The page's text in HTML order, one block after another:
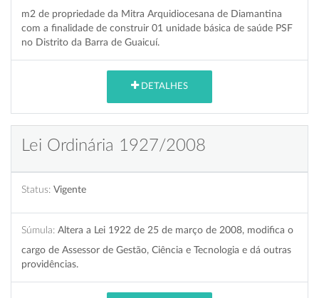
m2 de propriedade da Mitra Arquidiocesana de Diamantina
com a finalidade de construir 01 unidade básica de saúde PSF
no Distrito da Barra de Guaicuí.
DETALHES
Lei Ordinária 1927/2008
Status: Vigente
Súmula: Altera a Lei 1922 de 25 de março de 2008, modifica o
cargo de Assessor de Gestão, Ciência e Tecnologia e dá outras
providências.